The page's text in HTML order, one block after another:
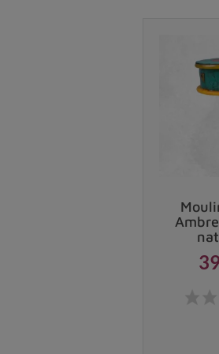
moulin à prières demande un
et des règles
illustre parfaitement
pratiquants un moyen tangible
votre moulin à prières,